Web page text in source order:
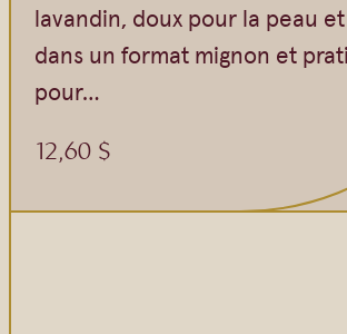
Exfoliants
Gommages
Hydratants
Savons en barre
lavandin, doux pour la peau
dans un format mignon et
pour…
12,60 $